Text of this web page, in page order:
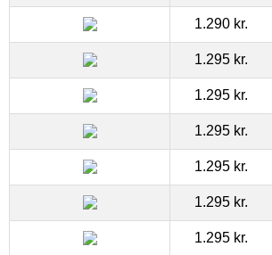
1.290 kr.
1.295 kr.
1.295 kr.
1.295 kr.
1.295 kr.
1.295 kr.
1.295 kr.